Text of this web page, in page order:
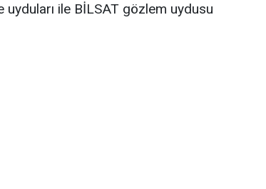
ile BİLSAT gözlem uydusu